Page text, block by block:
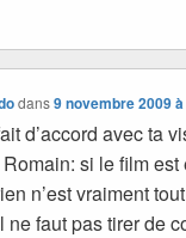
dans9 novembre 2009
d’accord avec ta
si le film est
n’est vraiment
ne faut pas tirer de